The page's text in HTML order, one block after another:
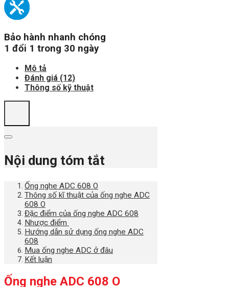
Bảo hành nhanh chóng
1 đổi 1 trong 30 ngày
Mô tả
Đánh giá (12)
Thông số kỹ thuật
Nội dung tóm tắt
Ống nghe ADC 608 O
Thông số kĩ thuật của ống nghe ADC
608 O
Đặc điểm của ống nghe ADC 608
Nhược điểm
Hướng dẫn sử dụng ống nghe ADC
608
Mua ống nghe ADC ở đâu
Kết luận
Ống nghe ADC 608 O